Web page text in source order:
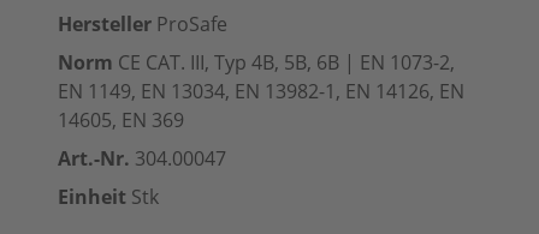
Hersteller ProSafe
Norm CE CAT. III, Typ 4B, 5B, 6B | EN 1073-2,
EN 1149, EN 13034, EN 13982-1, EN 14126, EN
14605, EN 369
Art.-Nr. 304.00047
Einheit Stk